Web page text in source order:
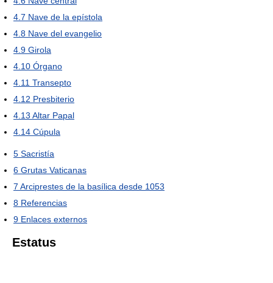
4.7 Nave de la epístola
4.8 Nave del evangelio
4.9 Girola
4.10 Órgano
4.11 Transepto
4.12 Presbiterio
4.13 Altar Papal
4.14 Cúpula
5 Sacristía
6 Grutas Vaticanas
7 Arciprestes de la basílica desde 1053
8 Referencias
9 Enlaces externos
Estatus